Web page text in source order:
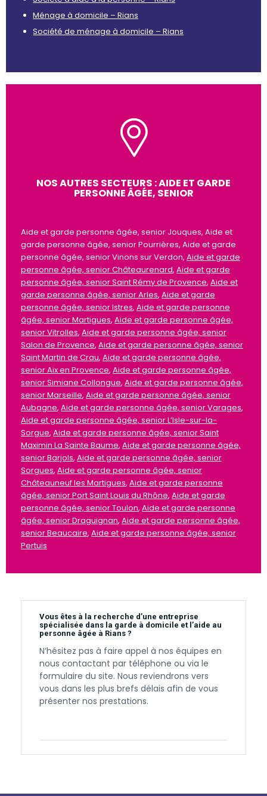
Ménage à domicile – Rians
Société de ménage à domicile – Rians
NOS AUTRES SECTEURS : AIDE ET GARDE
PERSONNE ÂGÉE, SENIOR
Aide et garde personne âgée, senior Jouques, Aide et
garde personne âgée, senior Pourrières, Aide et garde
personne âgée, senior Vinons sur Verdon, Aide et garde
personne âgée, senior Châteaurenard, Aide et garde
personne âgée, senior Saint Rémy de Provence, Aide et
garde personne âgée, senior Arles, Aide et garde
personne âgée, senior Istres, Aide et garde personne
âgée, senior Martigues, Aide et garde personne âgée,
senior Vitrolles, Aide et garde personne âgée, senior
Salon de Provence, Aide et garde personne âgée, senior
Saint Martin de Crau, Aide et garde personne âgée,
senior Aix en Provence, Aide et garde personne âgée,
senior Simiane Collongue, Aide et garde personne âgée,
senior Marseille, Aide et garde personne âgée, senior
Aubagne, Aide et garde personne âgée, senior Varages,
Aide et garde personne âgée, senior L’Isle-sur-la-
Sorgue, Aide et garde personne âgée, senior Saint
Maximin La Sainte Baume, Aide et garde personne âgée,
senior Barjols, Aide et garde personne âgée, senior
Sorgues, Aide et garde personne âgée, senior
Châteauneuf les Martigues, Aide et garde personne
âgée, senior Port Saint Louis du Rhône, Aide et garde
personne âgée, senior Toulon, Aide et garde personne
âgée, senior Draguignan, Aide et garde personne âgée,
senior Beaucaire, Aide et garde personne âgée, senior
Pertuis
Vous êtes à la recherche d’une entreprise
spécialisée dans la garde à domicile et l’aide au
personne âgée à Rians ?
N’hésitez pas à faire appel à nos équipes en
nous contactant par téléphone ou via le
formulaire du site. Nous reviendrons vers
vous dans les plus brefs délais afin de vous
présenter nos prestations.